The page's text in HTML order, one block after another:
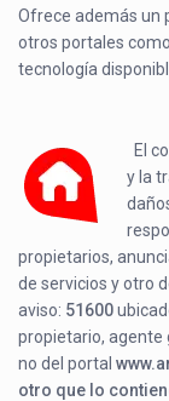
Ofrece además un
otros portales
tecnología
El
y la
propietarios,
de servicios y otro
aviso: 51600
propietario,
no del portal
otro que lo